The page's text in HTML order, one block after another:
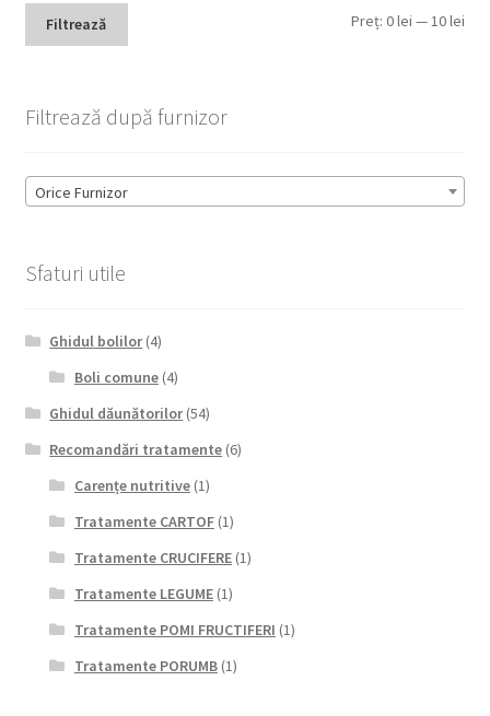
Filtrează Preț:0 lei —10 lei
Filtrează după furnizor
Orice Furnizor
Sfaturi utile
Ghidul bolilor(4)
Boli comune(4)
Ghidul dăunătorilor(54)
Recomandări tratamente (6)
Carențe nutritive(1)
Tratamente CARTOF(1)
Tratamente CRUCIFERE(1)
Tratamente LEGUME(1)
Tratamente POMI FRUCTIFERI (1)
Tratamente PORUMB(1)